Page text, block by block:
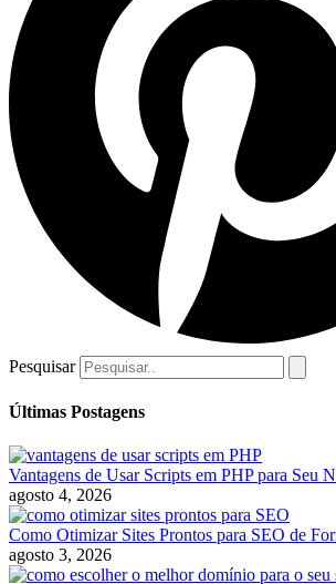
Pesquisar
Últimas Postagens
Vantagens de Usar Scripts em PHP para Seu
agosto 4, 2026
Como Otimizar Sites Prontos para SEO de
agosto 3, 2026